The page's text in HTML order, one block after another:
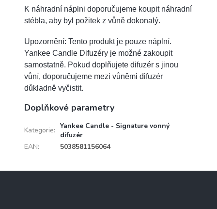
K náhradní náplni doporučujeme koupit náhradní
stébla, aby byl požitek z vůně dokonalý.
Upozornění: Tento produkt je pouze náplní.
Yankee Candle Difuzéry je možné zakoupit
samostatně. Pokud doplňujete difuzér s jinou
vůní, doporučujeme mezi vůněmi difuzér
důkladně vyčistit.
Doplňkové parametry
Kategorie: Yankee Candle - Signature vonný
difuzér
EAN: 5038581156064